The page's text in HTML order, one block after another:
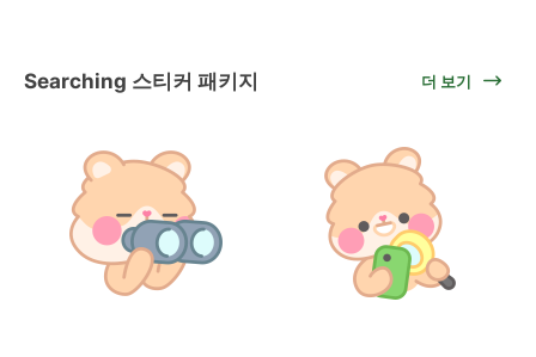
Searching 스티커 패키지 더 보기